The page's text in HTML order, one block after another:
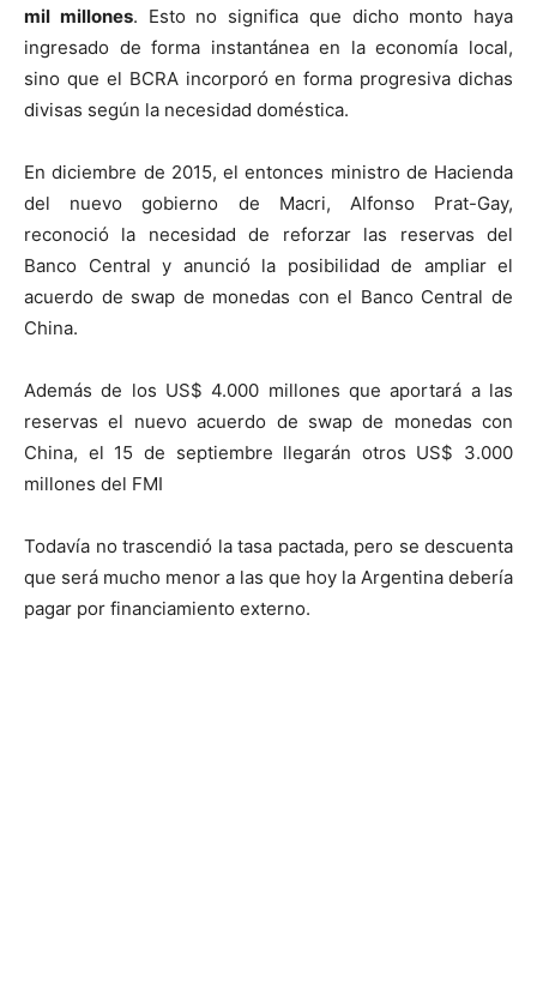
mil millones. Esto no significa que dicho monto haya
ingresado de forma instantánea en la economía local,
sino que el BCRA incorporó en forma progresiva dichas
divisas según la necesidad doméstica.
En diciembre de 2015, el entonces ministro de Hacienda
del nuevo gobierno de Macri, Alfonso Prat-Gay,
reconoció la necesidad de reforzar las reservas del
Banco Central y anunció la posibilidad de ampliar el
acuerdo de swap de monedas con el Banco Central de
China.
Además de los US$ 4.000 millones que aportará a las
reservas el nuevo acuerdo de swap de monedas con
China, el 15 de septiembre llegarán otros US$ 3.000
millones del FMI
Todavía no trascendió la tasa pactada, pero se descuenta
que será mucho menor a las que hoy la Argentina debería
pagar por financiamiento externo.